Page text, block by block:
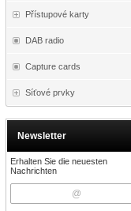
Přístupové karty
DAB radio
Capture cards
Síťové prvky
Newsletter
Erhalten Sie die neuesten
Nachrichten